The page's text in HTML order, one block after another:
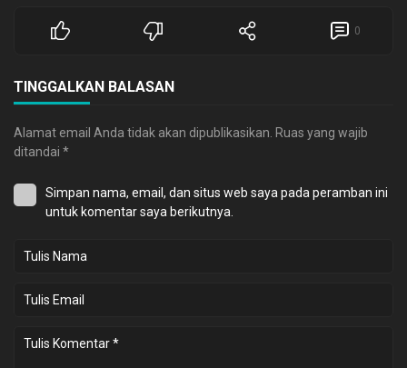
0
TINGGALKAN BALASAN
Alamat email Anda tidak akan dipublikasikan. Ruas yang wajib
ditandai *
Simpan nama, email, dan situs web saya pada peramban ini
untuk komentar saya berikutnya.